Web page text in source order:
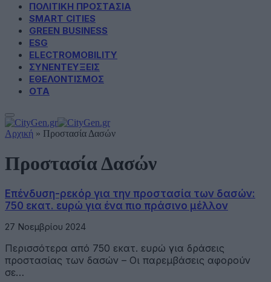
ΠΟΛΙΤΙΚΗ ΠΡΟΣΤΑΣΙΑ
SMART CITIES
GREEN BUSINESS
ESG
ELECTROMOBILITY
ΣΥΝΕΝΤΕΥΞΕΙΣ
ΕΘΕΛΟΝΤΙΣΜΟΣ
ΟΤΑ
Αρχική » Προστασία Δασών
Προστασία Δασών
Επένδυση-ρεκόρ για την προστασία των δασών:
750 εκατ. ευρώ για ένα πιο πράσινο μέλλον
27 Νοεμβρίου 2024
Περισσότερα από 750 εκατ. ευρώ για δράσεις
προστασίας των δασών – Οι παρεμβάσεις αφορούν
σε…